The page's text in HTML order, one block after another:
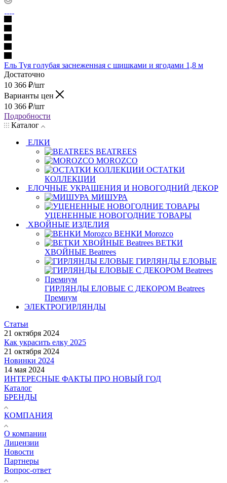
Ель Туя голубая заснеженная с шишками и ягодами 1,8 м
Достаточно
10 366 ₽/шт
Варианты цен
10 366 ₽/шт
Подробности
Каталог
ЕЛКИ
BEATREES
MOROZCO
ОСТАТКИ
КОЛЛЕКЦИИ
ЕЛОЧНЫЕ УКРАШЕНИЯ И НОВОГОДНИЙ ДЕКОР
МИШУРА
УЦЕНЕННЫЕ НОВОГОДНИЕ ТОВАРЫ
ХВОЙНЫЕ ИЗДЕЛИЯ
ВЕНКИ Morozco
ВЕТКИ
ХВОЙНЫЕ Beatrees
ГИРЛЯНДЫ ЕЛОВЫЕ
ГИРЛЯНДЫ ЕЛОВЫЕ С ДЕКОРОМ Beatrees
Премиум
ЭЛЕКТРОГИРЛЯНДЫ
Статьи
21 октября 2024
Как украсить елку 2025
21 октября 2024
Новинки 2024
14 мая 2024
ИНТЕРЕСНЫЕ ФАКТЫ ПРО НОВЫЙ ГОД
Каталог
БРЕНДЫ
КОМПАНИЯ
О компании
Лицензии
Новости
Партнеры
Вопрос-ответ